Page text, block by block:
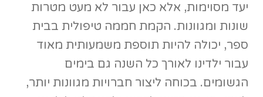
להעביר את המטופלים תהליך מדהים של
שיפור בתחום הקוגנטיבי והן בתחום המוטורי.
לגינון טיפולי יש השלכות חיוביות על כל כך
הרבה תחומים שונים בחיינו, כך שזו מתנה עבור
כל אחד שיחליט לעשות את הצעד ולהתחיל